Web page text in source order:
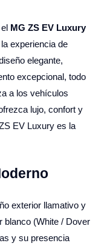
MG ZS EV Luxury
experiencia de
elegante,
excepcional, todo
a los vehículos
lujo, confort y
EV Luxury es la
exterior llamativo y
blanco (White / Dover
y su presencia